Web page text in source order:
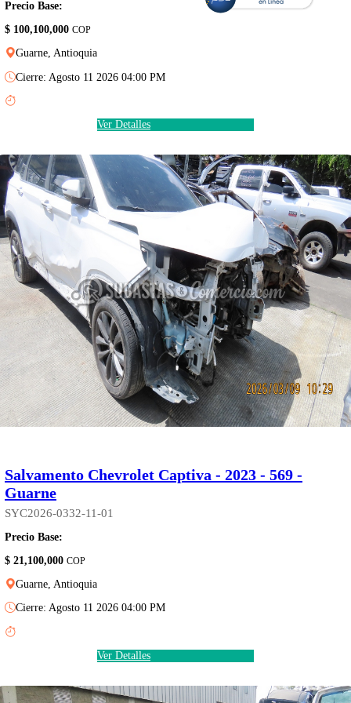
Precio Base:
$ 100,100,000 COP
Guarne, Antioquia
Cierre: Agosto 11 2026 04:00 PM
Ver Detalles
Salvamento Chevrolet Captiva - 2023 - 569 -
Guarne
SYC2026-0332-11-01
Precio Base:
$ 21,100,000 COP
Guarne, Antioquia
Cierre: Agosto 11 2026 04:00 PM
Ver Detalles